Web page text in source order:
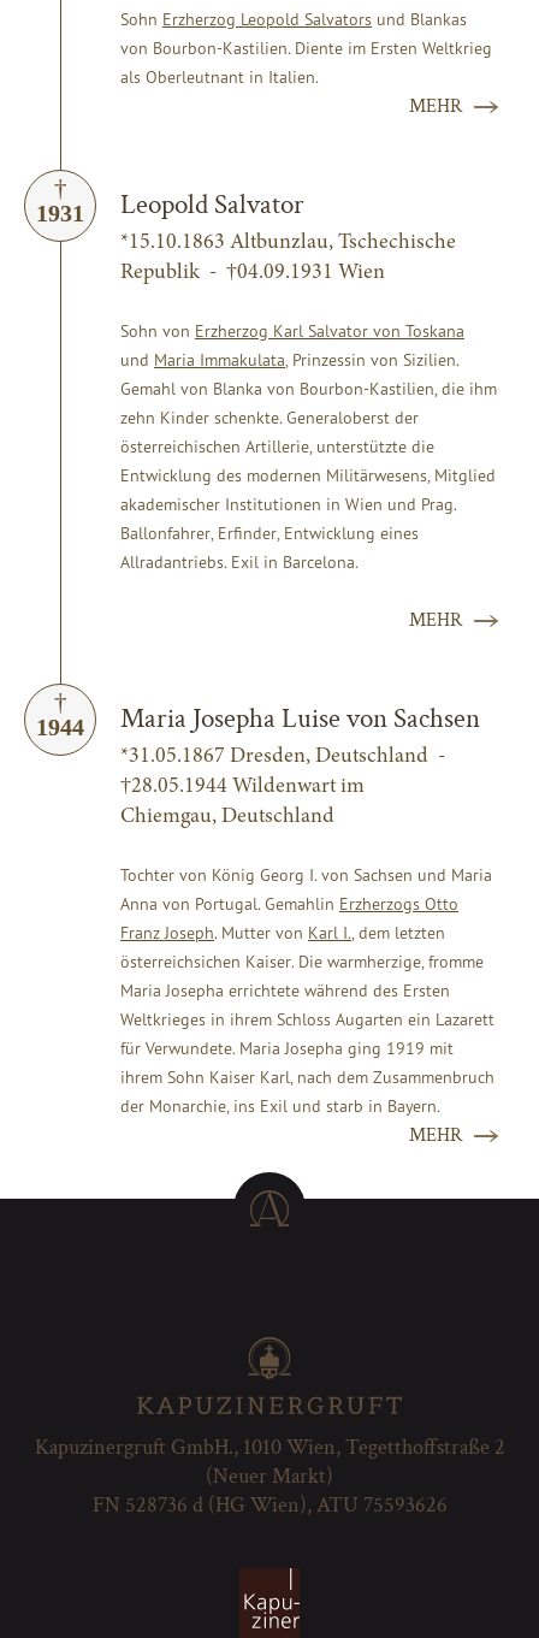
Sohn Erzherzog Leopold Salvators und Blankas
von Bourbon-Kastilien. Diente im Ersten Weltkrieg
als Oberleutnant in Italien.
MEHR
1931 Leopold Salvator
*15.10.1863 Altbunzlau, Tschechische
Republik - †04.09.1931 Wien
Sohn von Erzherzog Karl Salvator von Toskana
und Maria Immakulata , Prinzessin von Sizilien.
Gemahl von Blanka von Bourbon-Kastilien, die ihm
zehn Kinder schenkte. Generaloberst der
österreichischen Artillerie, unterstützte die
Entwicklung des modernen Militärwesens, Mitglied
akademischer Institutionen in Wien und Prag.
Ballonfahrer, Erfinder, Entwicklung eines
Allradantriebs. Exil in Barcelona.
MEHR
1944 Maria Josepha Luise von Sachsen
*31.05.1867 Dresden, Deutschland -
†28.05.1944 Wildenwart im
Chiemgau,Deutschland
Tochter von König Georg I. von Sachsen und Maria
Anna von Portugal. Gemahlin Erzherzogs Otto
Franz Joseph. Mutter von Karl I. , dem letzten
österreichsichen Kaiser. Die warmherzige, fromme
Maria Josepha errichtete während des Ersten
Weltkrieges in ihrem Schloss Augarten ein Lazarett
für Verwundete. Maria Josepha ging 1919 mit
ihrem Sohn Kaiser Karl, nach dem Zusammenbruch
der Monarchie, ins Exil und starb in Bayern.
MEHR
Kapuzinergruft GmbH., 1010 Wien, Tegetthoffstraße 2
(Neuer Markt)
FN 528736 d (HG Wien), ATU 75593626